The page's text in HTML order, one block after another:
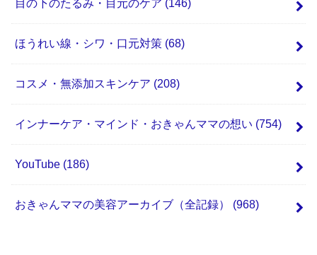
目の下のたるみ・目元のケア (146)
ほうれい線・シワ・口元対策 (68)
コスメ・無添加スキンケア (208)
インナーケア・マインド・おきゃんママの想い (754)
YouTube (186)
おきゃんママの美容アーカイブ（全記録） (968)